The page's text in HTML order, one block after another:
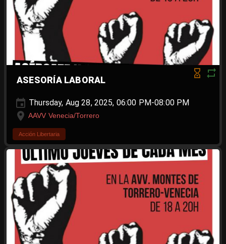
ASESORÍA LABORAL
Thursday, Aug 28, 2025, 06:00 PM-08:00 PM
AAVV Venecia/Torrero
Acción Libertaria